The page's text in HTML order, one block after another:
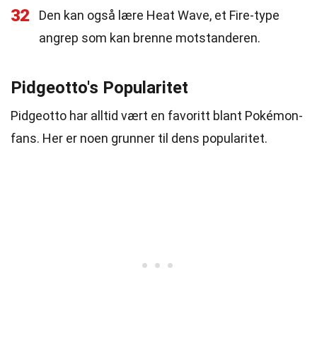
32
Den kan også lære Heat Wave, et Fire-type
angrep som kan brenne motstanderen.
Pidgeotto's Popularitet
Pidgeotto har alltid vært en favoritt blant Pokémon-
fans. Her er noen grunner til dens popularitet.